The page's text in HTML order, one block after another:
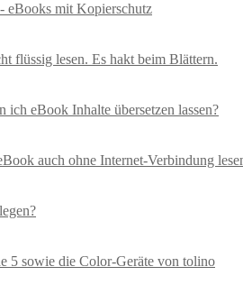
eBooks mit Kopierschutz
flüssig lesen. Es hakt beim Blättern.
ich eBook Inhalte übersetzen lassen?
auch ohne Internet-Verbindung
5 sowie die Color-Geräte von tolino